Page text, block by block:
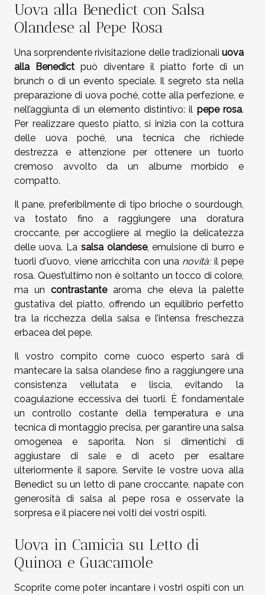
Uova alla Benedict con Salsa
Olandese al Pepe Rosa
Una sorprendente rivisitazione delle tradizionali uova
alla Benedict può diventare il piatto forte di un
brunch o di un evento speciale. Il segreto sta nella
preparazione di uova poché, cotte alla perfezione, e
nell’aggiunta di un elemento distintivo: il pepe rosa.
Per realizzare questo piatto, si inizia con la cottura
delle uova poché, una tecnica che richiede
destrezza e attenzione per ottenere un tuorlo
cremoso avvolto da un albume morbido e
compatto.
Il pane, preferibilmente di tipo brioche o sourdough,
va tostato fino a raggiungere una doratura
croccante, per accogliere al meglio la delicatezza
delle uova. La salsa olandese, emulsione di burro e
tuorli d'uovo, viene arricchita con una novità: il pepe
rosa. Quest’ultimo non è soltanto un tocco di colore,
ma un contrastantearoma che eleva la palette
gustativa del piatto, offrendo un equilibrio perfetto
tra la ricchezza della salsa e l’intensa freschezza
erbacea del pepe.
Il vostro compito come cuoco esperto sarà di
mantecare la salsa olandese fino a raggiungere una
consistenza vellutata e liscia, evitando la
coagulazione eccessiva dei tuorli. È fondamentale
un controllo costante della temperatura e una
tecnica di montaggio precisa, per garantire una salsa
omogenea e saporita. Non si dimentichi di
aggiustare di sale e di aceto per esaltare
ulteriormente il sapore. Servite le vostre uova alla
Benedict su un letto di pane croccante, napate con
generosità di salsa al pepe rosa e osservate la
sorpresa e il piacere nei volti dei vostri ospiti.
Uova in Camicia su Letto di
Quinoa e Guacamole
Scoprite come poter incantare i vostri ospiti con un